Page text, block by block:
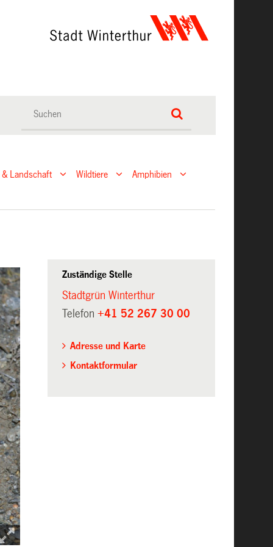
& Landschaft Wildtiere Amphibien
Zuständige Stelle
Stadtgrün Winterthur
Telefon +41 52 267 30 00
Adresse und Karte
Kontaktformular